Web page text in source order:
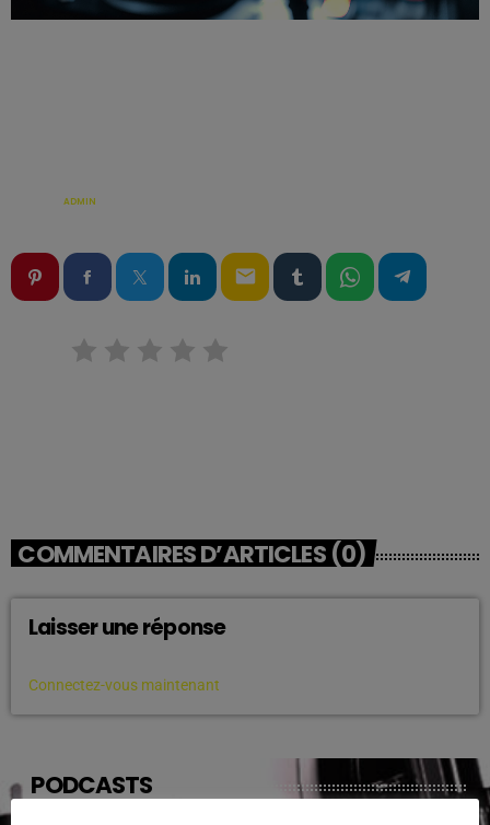
ADMIN
email
COMMENTAIRES D’ARTICLES (0)
Laisser une réponse
Connectez-vous maintenant
PODCASTS